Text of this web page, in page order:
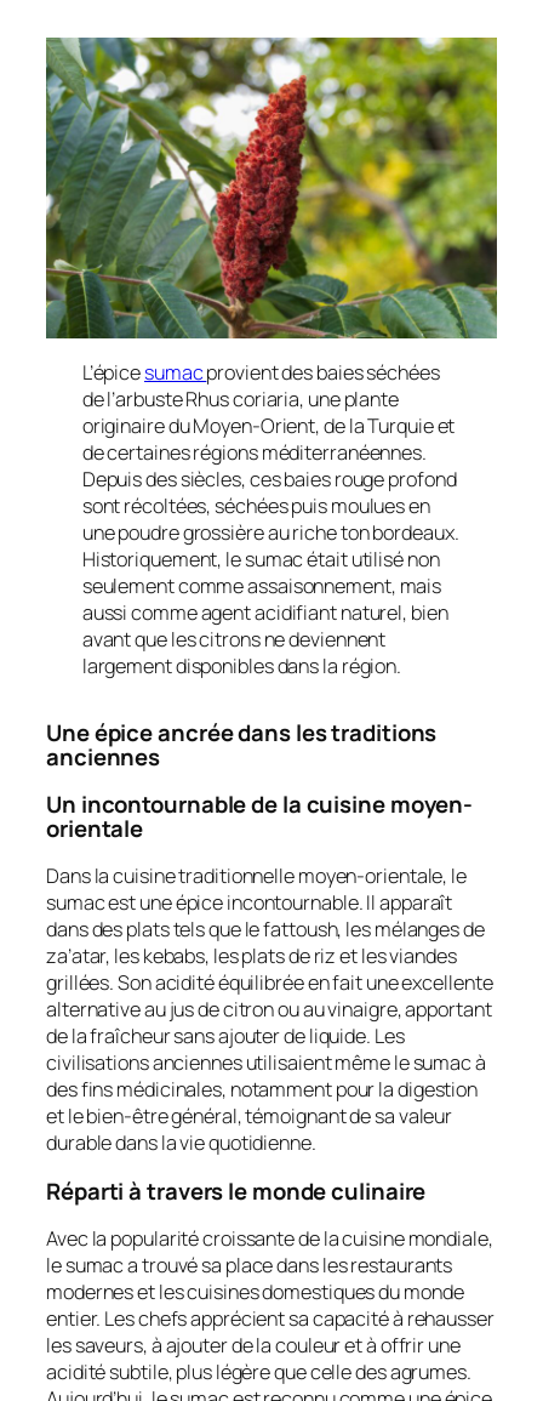
L’épicesumacprovient des baies séchées
de l’arbuste Rhus coriaria, une plante
originaire du Moyen-Orient, de la Turquie et
de certaines régions méditerranéennes.
Depuis des siècles, ces baies rouge profond
sont récoltées, séchées puis moulues en
une poudre grossière au riche ton bordeaux.
Historiquement, le sumac était utilisé non
seulement comme assaisonnement, mais
aussi comme agent acidifiant naturel, bien
avant que les citrons ne deviennent
largement disponibles dans la région.
Une épice ancrée dans les traditions
anciennes
Un incontournable de la cuisine moyen-
orientale
Dans la cuisine traditionnelle moyen-orientale, le
sumac est une épice incontournable. Il apparaît
dans des plats tels que le fattoush, les mélanges de
za’atar, les kebabs, les plats de riz et les viandes
grillées. Son acidité équilibrée en fait une excellente
alternative au jus de citron ou au vinaigre, apportant
de la fraîcheur sans ajouter de liquide. Les
civilisations anciennes utilisaient même le sumac à
des fins médicinales, notamment pour la digestion
et le bien-être général, témoignant de sa valeur
durable dans la vie quotidienne.
Réparti à travers le monde culinaire
Avec la popularité croissante de la cuisine mondiale,
le sumac a trouvé sa place dans les restaurants
modernes et les cuisines domestiques du monde
entier. Les chefs apprécient sa capacité à rehausser
les saveurs, à ajouter de la couleur et à offrir une
acidité subtile, plus légère que celle des agrumes.